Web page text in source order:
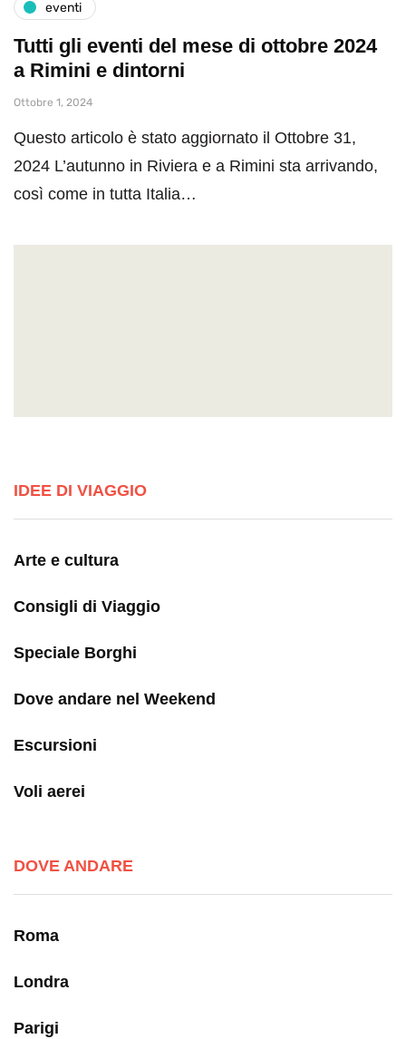
eventi
Tutti gli eventi del mese di ottobre 2024
a Rimini e dintorni
Ottobre 1, 2024
Questo articolo è stato aggiornato il Ottobre 31,
2024 L’autunno in Riviera e a Rimini sta arrivando,
così come in tutta Italia…
IDEE DI VIAGGIO
Arte e cultura
Consigli di Viaggio
Speciale Borghi
Dove andare nel Weekend
Escursioni
Voli aerei
DOVE ANDARE
Roma
Londra
Parigi